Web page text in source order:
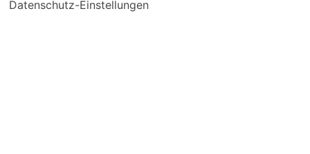
Datenschutz-Einstellungen